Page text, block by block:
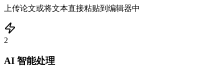
上传论文或将文本直接粘贴到编辑器中
2
AI 智能处理